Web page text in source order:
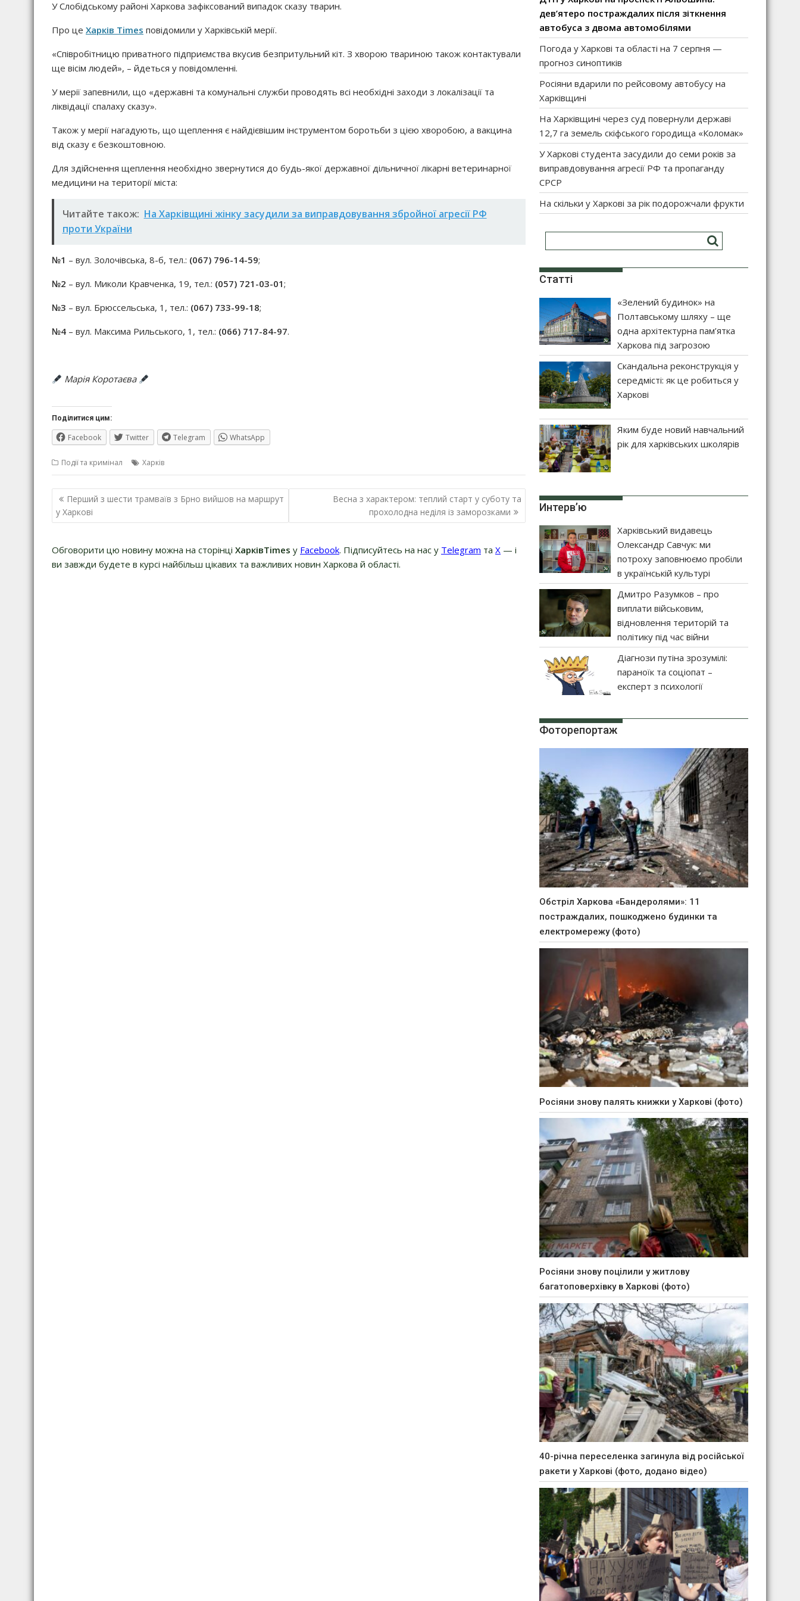
У Слобідському районі Харкова зафіксований випадок сказу тварин.
Про це Харків Times повідомили у Харківській мерії.
«Співробітницю приватного підприємства вкусив безпритульний кіт. З хворою твариною також контактували
ще вісім людей», – йдеться у повідомленні.
У мерії запевнили, що «державні та комунальні служби проводять всі необхідні заходи з локалізації та
ліквідації спалаху сказу».
Також у мерії нагадують, що щеплення є найдієвішим інструментом боротьби з цією хворобою, а вакцина
від сказу є безкоштовною.
Для здійснення щеплення необхідно звернутися до будь-якої державної дільничної лікарні ветеринарної
медицини на території міста:
Читайте також: На Харківщині жінку засудили за виправдовування збройної агресії РФ
проти України
№1 – вул. Золочівська, 8-б, тел.: (067) 796-14-59;
№2 – вул. Миколи Кравченка, 19, тел.: (057) 721-03-01;
№3 – вул. Брюссельська, 1, тел.: (067) 733-99-18;
№4 – вул. Максима Рильського, 1, тел.: (066) 717-84-97.
Марія Коротаєва
Поділитися цим:
Facebook Twitter Telegram WhatsApp
Події та кримінал Харків
Навігація
записів
Перший з шести трамваїв з Брно вийшов на маршрут
у Харкові
Весна з характером: теплий старт у суботу та
прохолодна неділя із заморозками
Обговорити цю новину можна на сторінці ХарківTimes у Facebook. Підписуйтесь на нас у Telegram та Х — і
ви завжди будете в курсі найбільш цікавих та важливих новин Харкова й області.
дев’ятеро постраждалих після зіткнення
автобуса з двома автомобілями
Погода у Харкові та області на 7 серпня —
прогноз синоптиків
Росіяни вдарили по рейсовому автобусу на
Харківщині
На Харківщині через суд повернули державі
12,7 га земель скіфського городища «Коломак»
У Харкові студента засудили до семи років за
виправдовування агресії РФ та пропаганду
СРСР
На скільки у Харкові за рік подорожчали фрукти
Статті
«Зелений будинок» на
Полтавському шляху – ще
одна архітектурна пам’ятка
Харкова під загрозою
Скандальна реконструкція у
середмісті: як це робиться у
Харкові
Яким буде новий навчальний
рік для харківських школярів
Интерв’ю
Харківський видавець
Олександр Савчук: ми
потроху заповнюємо пробіли
в українській культурі
Дмитро Разумков – про
виплати військовим,
відновлення територій та
політику під час війни
Діагнози путіна зрозумілі:
параноїк та соціопат –
експерт з психології
Фоторепортаж
Обстріл Харкова «Бандеролями»: 11
постраждалих, пошкоджено будинки та
електромережу (фото)
Росіяни знову палять книжки у Харкові (фото)
Росіяни знову поцілили у житлову
багатоповерхівку в Харкові (фото)
40-річна переселенка загинула від російської
ракети у Харкові (фото, додано відео)